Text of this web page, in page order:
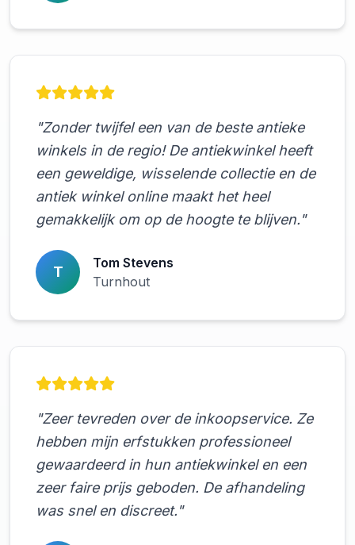
"Zonder twijfel een van de beste antieke
winkels in de regio! De antiekwinkel heeft
een geweldige, wisselende collectie en de
antiek winkel online maakt het heel
gemakkelijk om op de hoogte te blijven."
T
Tom Stevens
Turnhout
"Zeer tevreden over de inkoopservice. Ze
hebben mijn erfstukken professioneel
gewaardeerd in hun antiekwinkel en een
zeer faire prijs geboden. De afhandeling
was snel en discreet."